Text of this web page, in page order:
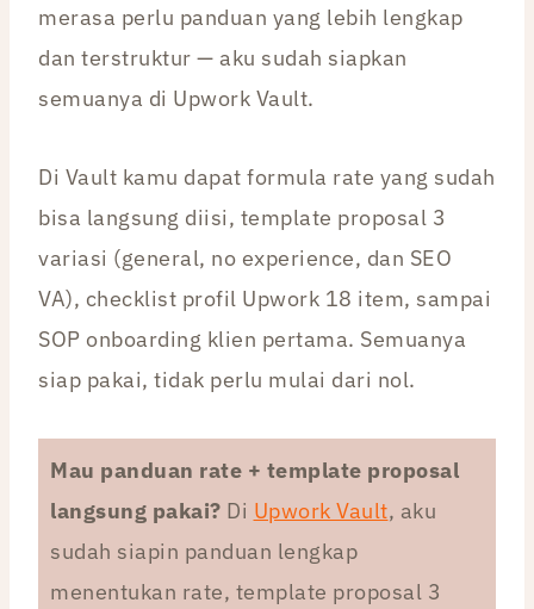
merasa perlu panduan yang lebih lengkap
dan terstruktur — aku sudah siapkan
semuanya di Upwork Vault.
Di Vault kamu dapat formula rate yang sudah
bisa langsung diisi, template proposal 3
variasi (general, no experience, dan SEO
VA), checklist profil Upwork 18 item, sampai
SOP onboarding klien pertama. Semuanya
siap pakai, tidak perlu mulai dari nol.
Mau panduan rate + template proposal
langsung pakai? Di Upwork Vault, aku
sudah siapin panduan lengkap
menentukan rate, template proposal 3